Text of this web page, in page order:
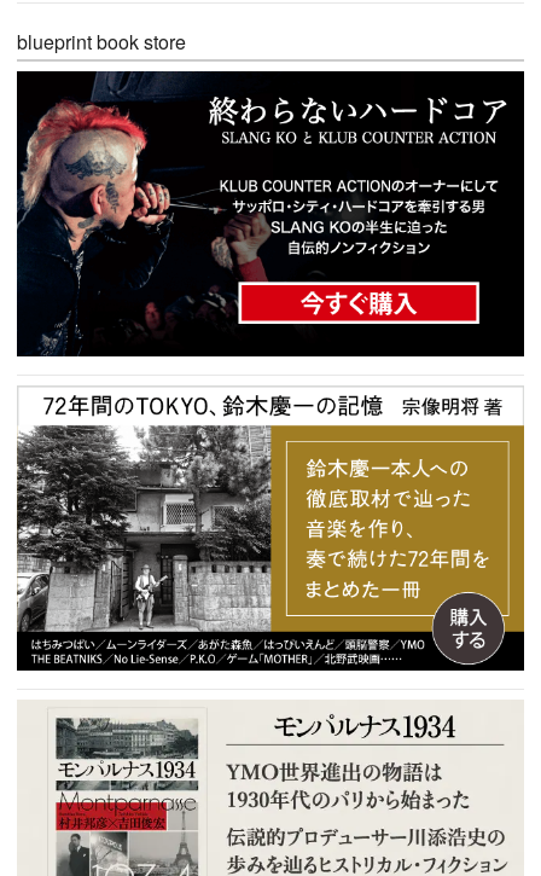
blueprint book store